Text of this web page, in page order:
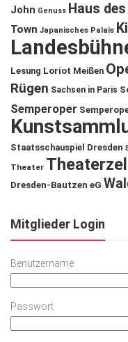
John Genuss Haus
Town Japanisches Palais
Lesung Loriot Meißen
Rügen Sachsen in Paris
Semperoper
Staatsschauspiel Dresden
Theater
Dresden-Bautzen eG
Mitglieder Login
Benutzername
Passwort